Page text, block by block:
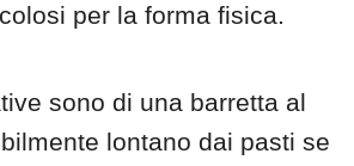
per la forma fisica.
sono di una barretta al
lontano dai pasti se